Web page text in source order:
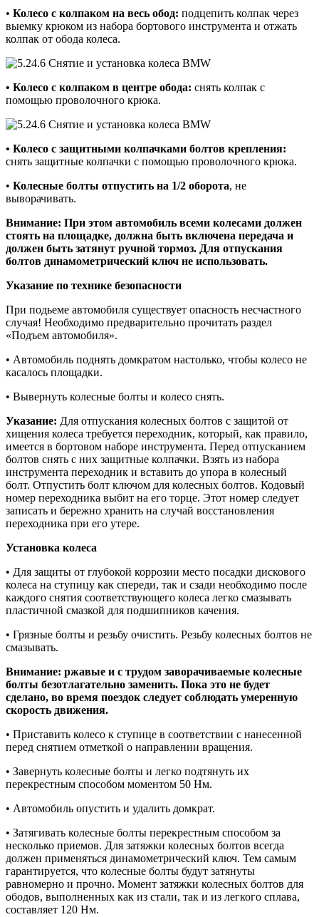
• Колесо с колпаком на весь обод: подцепить колпак через
выемку крюком из набора бортового инструмента и отжать
колпак от обода колеса.
• Колесо с колпаком в центре обода: снять колпак с
помощью проволочного крюка.
• Колесо с защитными колпачками болтов крепления:
снять защитные колпачки с помощью проволочного крюка.
• Колесные болты отпустить на 1/2 оборота, не
выворачивать.
Внимание: При этом автомобиль всеми колесами должен
стоять на площадке, должна быть включена передача и
должен быть затянут ручной тормоз. Для отпускания
болтов динамометрический ключ не использовать.
Указание по технике безопасности
При подьеме автомобиля существует опасность несчастного
случая! Необходимо предварительно прочитать раздел
«Подъем автомобиля».
• Автомобиль поднять домкратом настолько, чтобы колесо не
касалось площадки.
• Вывернуть колесные болты и колесо снять.
Указание: Для отпускания колесных болтов с защитой от
хищения колеса требуется переходник, который, как правило,
имеется в бортовом наборе инструмента. Перед отпусканием
болтов снять с них защитные колпачки. Взять из набора
инструмента переходник и вставить до упора в колесный
болт. Отпустить болт ключом для колесных болтов. Кодовый
номер переходника выбит на его торце. Этот номер следует
записать и бережно хранить на случай восстановления
переходника при его утере.
Установка колеса
• Для защиты от глубокой коррозии место посадки дискового
колеса на ступицу как спереди, так и сзади необходимо после
каждого снятия соответствующего колеса легко смазывать
пластичной смазкой для подшипников качения.
• Грязные болты и резьбу очистить. Резьбу колесных болтов не
смазывать.
Внимание: ржавые и с трудом заворачиваемые колесные
болты безотлагательно заменить. Пока это не будет
сделано, во время поездок следует соблюдать умеренную
скорость движения.
• Приставить колесо к ступице в соответствии с нанесенной
перед снятием отметкой о направлении вращения.
• Завернуть колесные болты и легко подтянуть их
перекрестным способом моментом 50 Нм.
• Автомобиль опустить и удалить домкрат.
• Затягивать колесные болты перекрестным способом за
несколько приемов. Для затяжки колесных болтов всегда
должен применяться динамометрический ключ. Тем самым
гарантируется, что колесные болты будут затянуты
равномерно и прочно. Момент затяжки колесных болтов для
ободов, выполненных как из стали, так и из легкого сплава,
составляет 120 Нм.